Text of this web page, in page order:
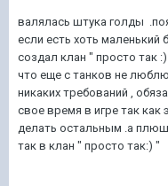
валялась штука голды
если есть хоть маленький
создал клан " просто так
что еще с танков не
никаких требований ,
свое время в игре так
делать остальным .а
так в клан " просто так:) "